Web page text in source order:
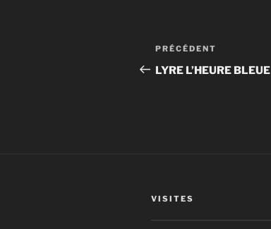
Navigation
de
Article
précédent
PRÉCÉDENT
LYRE L’HEURE BLEUE
VISITES